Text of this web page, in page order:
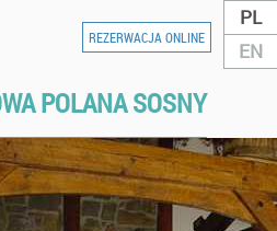
PL
EN
REZERWACJA ONLINE
POLANA SOSNY